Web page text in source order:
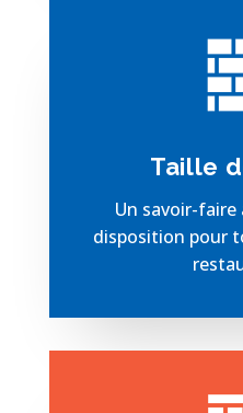
Taille
Un savoir-
disposition pour